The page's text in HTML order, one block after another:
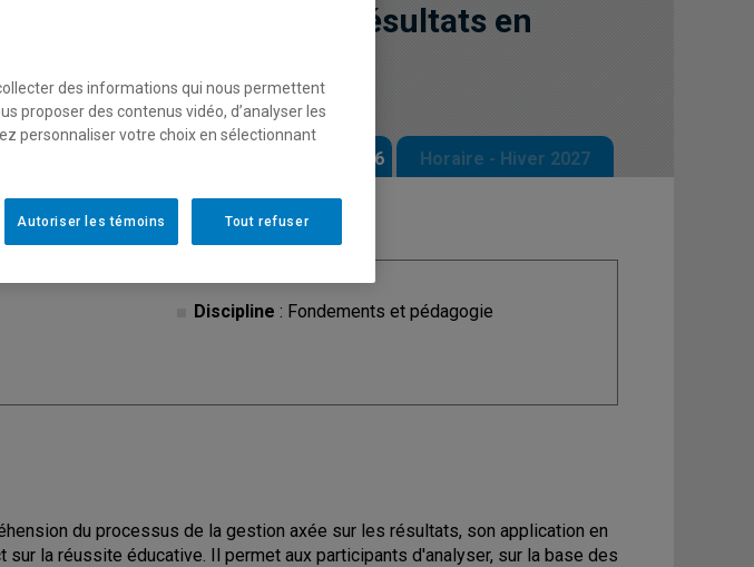
Gestion axée sur les résultats en
Horaire - Automne 2026 Horaire - Hiver 2027
Discipline : Fondements et pédagogie
du processus de la gestion axée sur les résultats, son application en
la réussite éducative. Il permet aux participants d'analyser, sur la base des
des informations qui nous permettent
proposer des contenus vidéo, d’analyser les
personnaliser votre choix en sélectionnant
Tout refuser
Autoriser les témoins